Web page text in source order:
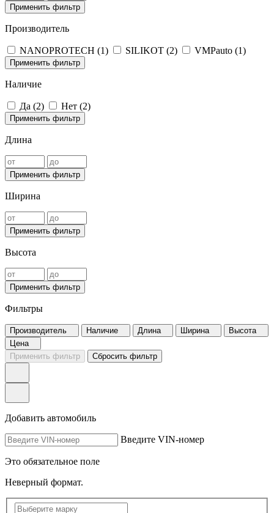
Применить фильтр
Производитель
NANOPROTECH (1) SILIKOT (2) VMPauto (1)
Применить фильтр
Наличие
Да (2) Нет (2)
Применить фильтр
Длина
Применить фильтр
Ширина
Применить фильтр
Высота
Применить фильтр
Фильтры
Производитель Наличие Длина Ширина
Высота
Цена
Применить фильтр
Сбросить фильтр
Добавить автомобиль
Введите VIN-номер
Это обязательное поле
Неверный формат.